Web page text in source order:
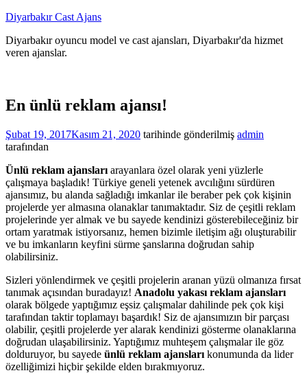
İçeriğe
Diyarbakır Cast Ajans
Diyarbakır oyuncu model ve cast ajansları, Diyarbakır'da hizmet
veren ajanslar.
En ünlü reklam ajansı!
Şubat 19, 2017Kasım 21, 2020 tarihinde gönderilmiş admin
tarafından
Ünlü reklam ajansları arayanlara özel olarak yeni yüzlerle
çalışmaya başladık! Türkiye geneli yetenek avcılığını sürdüren
ajansımız, bu alanda sağladığı imkanlar ile beraber pek çok kişinin
projelerde yer almasına olanaklar tanımaktadır. Siz de çeşitli reklam
projelerinde yer almak ve bu sayede kendinizi gösterebileceğiniz bir
ortam yaratmak istiyorsanız, hemen bizimle iletişim ağı oluşturabilir
ve bu imkanların keyfini sürme şanslarına doğrudan sahip
olabilirsiniz.
Sizleri yönlendirmek ve çeşitli projelerin aranan yüzü olmanıza fırsat
tanımak açısından buradayız! Anadolu yakası reklam ajansları
olarak bölgede yaptığımız eşsiz çalışmalar dahilinde pek çok kişi
tarafından taktir toplamayı başardık! Siz de ajansımızın bir parçası
olabilir, çeşitli projelerde yer alarak kendinizi gösterme olanaklarına
doğrudan ulaşabilirsiniz. Yaptığımız muhteşem çalışmalar ile göz
dolduruyor, bu sayede ünlü reklam ajansları konumunda da lider
özelliğimizi hiçbir şekilde elden bırakmıyoruz.